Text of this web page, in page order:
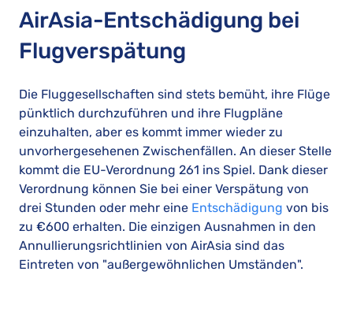
AirAsia-Entschädigung bei
Flugverspätung
Die Fluggesellschaften sind stets bemüht, ihre Flüge
pünktlich durchzuführen und ihre Flugpläne
einzuhalten, aber es kommt immer wieder zu
unvorhergesehenen Zwischenfällen. An dieser Stelle
kommt die EU-Verordnung 261 ins Spiel. Dank dieser
Verordnung können Sie bei einer Verspätung von
drei Stunden oder mehr eine Entschädigung von bis
zu €600 erhalten. Die einzigen Ausnahmen in den
Annullierungsrichtlinien von AirAsia sind das
Eintreten von "außergewöhnlichen Umständen".